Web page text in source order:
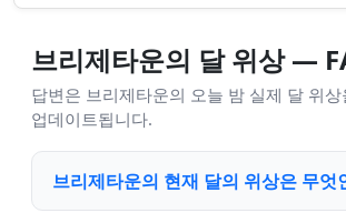
브리제타운의 달 위상 —
답변은 브리제타운의 오늘 밤 실제 달 위
업데이트됩니다.
브리제타운의 현재 달의 위상은 무엇